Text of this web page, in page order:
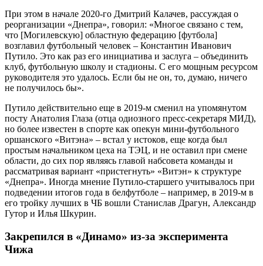
При этом в начале 2020-го Дмитрий Калачев, рассуждая о
реорганизации «Днепра», говорил: «Многое связано с тем,
что [Могилевскую] областную федерацию [футбола]
возглавил футбольный человек – Константин Иванович
Путило. Это как раз его инициатива и заслуга – объединить
клуб, футбольную школу и стадионы. С его мощным ресурсом
руководителя это удалось. Если бы не он, то, думаю, ничего
не получилось бы».
Путило действительно еще в 2019-м сменил на упомянутом
посту Анатолия Глаза (отца одиозного пресс-секретаря МИД),
но более известен в спорте как опекун мини-футбольного
оршанского «Витэна» – встал у истоков, еще когда был
простым начальником цеха на ТЭЦ, и не оставил при смене
области, до сих пор являясь главой набсовета команды и
рассматривая вариант «пристегнуть» «Витэн» к структуре
«Днепра». Иногда мнение Путило-старшего учитывалось при
подведении итогов года в белфутболе – например, в 2019-м в
его тройку лучших в ЧБ вошли Станислав Драгун, Александр
Гутор и Илья Шкурин.
Закрепился в «Динамо» из-за эксперимента
Чижа